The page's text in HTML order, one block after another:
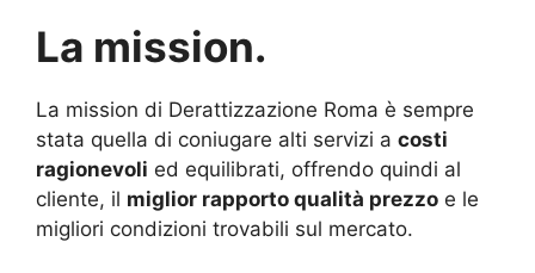
La mission.
La mission di Derattizzazione Roma è sempre
stata quella di coniugare alti servizi a costi
ragionevoli ed equilibrati, offrendo quindi al
cliente, il miglior rapporto qualità prezzo e le
migliori condizioni trovabili sul mercato.